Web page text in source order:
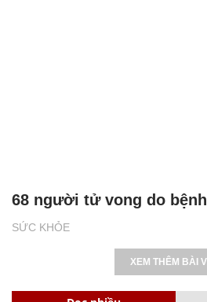
SỨC KHỎE
68 người tử vong do
XEM THÊM BÀI